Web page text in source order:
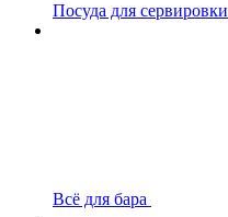
Посуда для сервировки
Всё для бара